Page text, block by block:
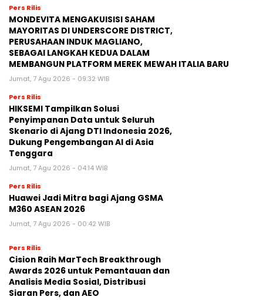
Pers Rilis
MONDEVITA MENGAKUISISI SAHAM
MAYORITAS DI UNDERSCORE DISTRICT,
PERUSAHAAN INDUK MAGLIANO,
SEBAGAI LANGKAH KEDUA DALAM
MEMBANGUN PLATFORM MEREK MEWAH ITALIA BARU
Jumat, 7 Agu 2026 - 09:32 WIB
Pers Rilis
HIKSEMI Tampilkan Solusi
Penyimpanan Data untuk Seluruh
Skenario di Ajang DTI Indonesia 2026,
Dukung Pengembangan AI di Asia
Tenggara
Jumat, 7 Agu 2026 - 04:14 WIB
Pers Rilis
Huawei Jadi Mitra bagi Ajang GSMA
M360 ASEAN 2026
Jumat, 7 Agu 2026 - 00:42 WIB
Pers Rilis
Cision Raih MarTech Breakthrough
Awards 2026 untuk Pemantauan dan
Analisis Media Sosial, Distribusi
Siaran Pers, dan AEO